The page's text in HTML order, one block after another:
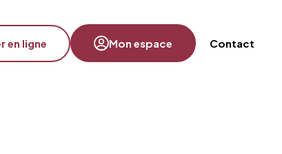
en ligne Mon espace Contact